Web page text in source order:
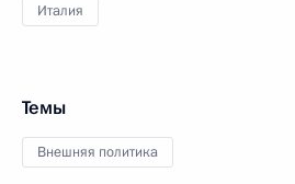
Италия
Темы
Внешняя политика